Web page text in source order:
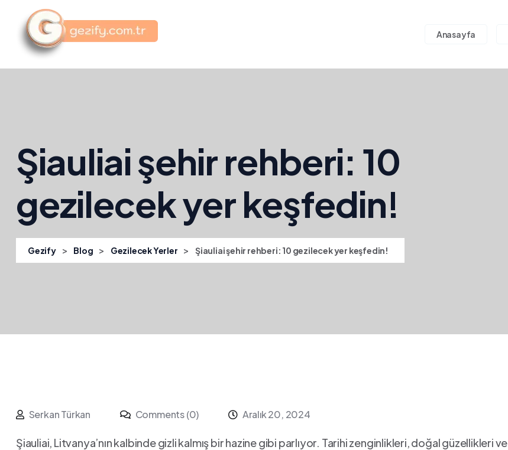
Anasayfa
Şiauliai şehir rehberi: 10
gezilecek yer keşfedin!
Gezify > Blog > Gezilecek Yerler > Şiauliai şehir rehberi: 10 gezilecek yer keşfedin!
Serkan Türkan Comments (0) Aralık 20, 2024
Şiauliai, Litvanya’nın kalbinde gizli​ kalmış ‌bir hazine gibi parlıyor. Tarihi zenginlikleri, doğal güzellikleri ve